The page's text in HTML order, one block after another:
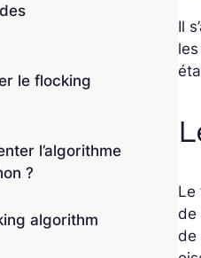
le flocking
l’algorithme
?
algorithm
Il
Le
de
de